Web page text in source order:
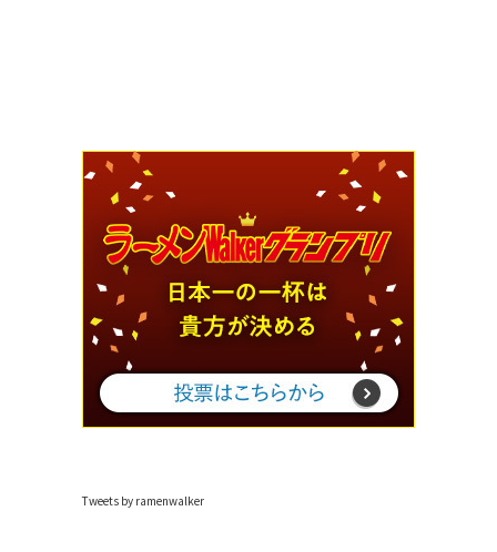
Tweets by ramenwalker